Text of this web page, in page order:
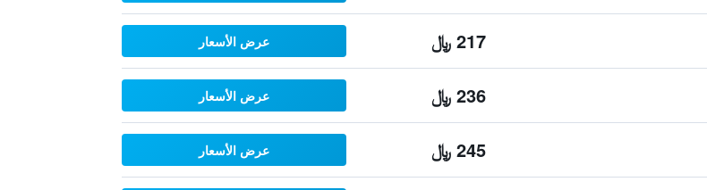
217 ﷼ عرض الأسعار
236 ﷼ عرض الأسعار
245 ﷼ عرض الأسعار